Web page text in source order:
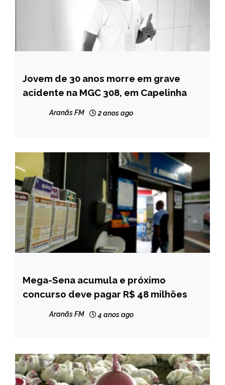
CAPELINHA
NOTÍCIAS
Jovem de 30 anos morre em grave
acidente na MGC 308, em Capelinha
Aranãs FM 2 anos ago
BRASIL
NOTÍCIAS
Mega-Sena acumula e próximo
concurso deve pagar R$ 48 milhões
Aranãs FM 4 anos ago